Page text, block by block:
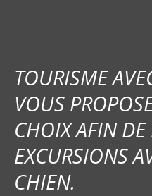
TOURISME
VOUS
CHOIX AFIN DE
EXCURSIONS
CHIEN.